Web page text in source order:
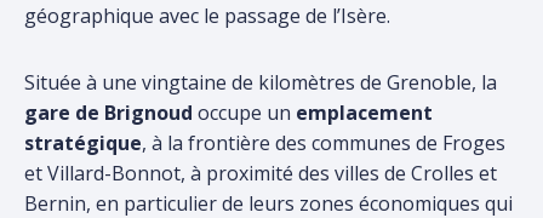
géographique avec le passage de l’Isère.
Située à une vingtaine de kilomètres de Grenoble, la
gare de Brignoud occupe un emplacement
stratégique, à la frontière des communes de Froges
et Villard-Bonnot, à proximité des villes de Crolles et
Bernin, en particulier de leurs zones économiques qui